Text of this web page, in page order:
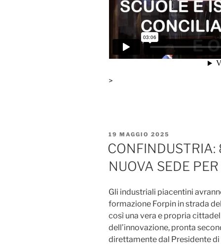
>
PUBBLICATO
19 MAGGIO 2025
NUOVA SEDE
Gli industriali piacentini
formazione Forpin in strada
così una vera e propria
dell’innovazione, pronta
direttamente dal Presidente